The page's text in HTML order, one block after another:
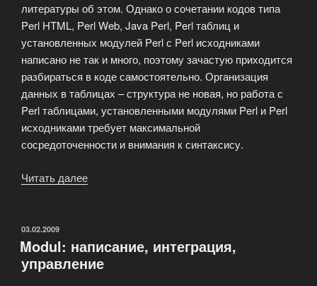
литературы об этом. Однако о сочетании кодов типа
Perl HTML, Perl Web, Java Perl, Perl таблиц и
установленных модулей Perl с Perl исходниками
написано не так и много, поэтому зачастую приходится
разбираться в коде самостоятельно. Организация
данных в таблицах – структура не новая, но работа с
Perl таблицами, установленными модулями Perl и Perl
исходниками требует максимальной
сосредоточенности и внимания к синтаксису.
Читать далее
в
Ваш
ОПУБЛИКОВАНО
03.02.2009
Modul: написание, интеграция,
управление